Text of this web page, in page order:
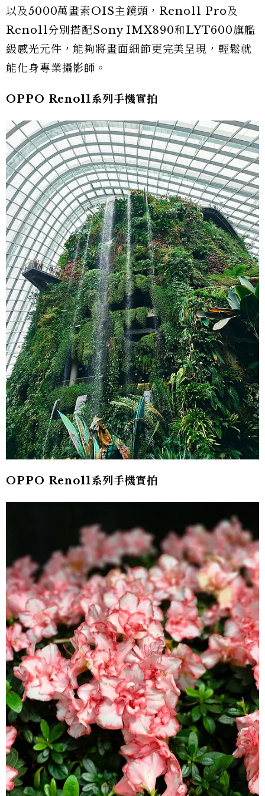
以及5000萬畫素OIS主鏡頭，Reno11 Pro及
Reno11分別搭配Sony IMX890和LYT600旗艦
級感光元件，能夠將畫面細節更完美呈現，輕鬆就
能化身專業攝影師。
OPPO Reno11系列手機實拍
OPPO Reno11系列手機實拍